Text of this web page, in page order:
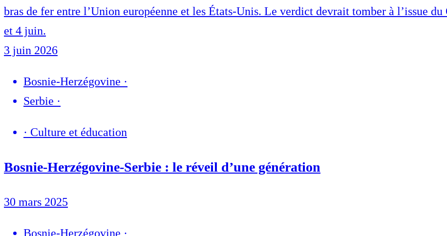
bras de fer entre l’Union européenne et les États-Unis. Le verdict devrait tomber à l’issue
et 4 juin.
3 juin 2026
Bosnie-Herzégovine ·
Serbie ·
· Culture et éducation
Bosnie-Herzégovine-Serbie : le réveil d’une génération
30 mars 2025
Bosnie-Herzégovine ·